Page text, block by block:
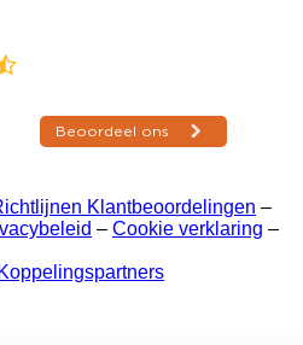
Klantbeoordelingen –
– Cookie verklaring –
Koppelingspartners